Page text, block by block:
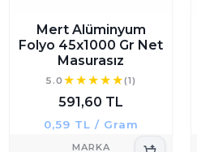
Mert Alüminyum
Folyo 45x1000 Gr Net
Masurasız
5.0 (1)
591,60 TL
0,59 TL / Gram